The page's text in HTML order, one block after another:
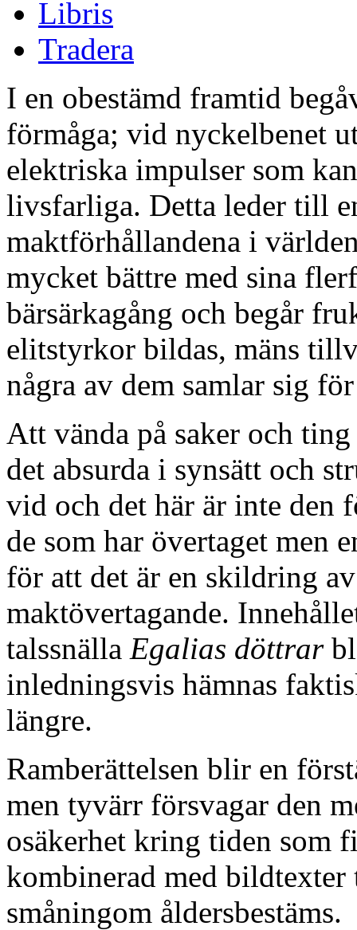
Libris
Tradera
I en obestämd framtid
förmåga; vid nyckelbenet
elektriska impulser som
livsfarliga. Detta leder till
maktförhållandena i
mycket bättre med sina
bärsärkagång och begår
elitstyrkor bildas, mäns
några av dem samlar sig
Att vända på saker och
det absurda i synsätt och
vid och det här är inte den
de som har övertaget men
för att det är en skildring
maktövertagande.
talssnälla Egalias döttrar
inledningsvis hämnas
längre.
Ramberättelsen blir en
men tyvärr försvagar den
osäkerhet kring tiden som
kombinerad med
småningom åldersbestäms.